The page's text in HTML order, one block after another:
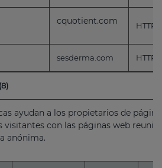
cquotient.com HTTP
sesderma.com HTTP
ayudan a los propietarios de
con las páginas web
anónima.